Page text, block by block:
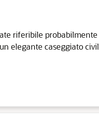
riferibile probabilmente
elegante caseggiato